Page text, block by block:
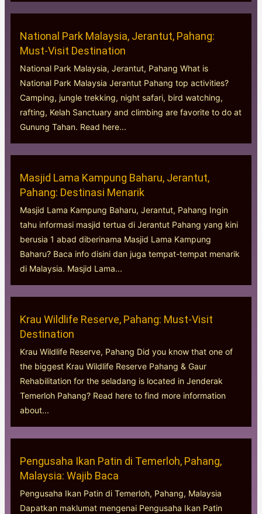
National Park Malaysia, Jerantut, Pahang:
Must-Visit Destination
National Park Malaysia, Jerantut, Pahang What is
National Park Malaysia Jerantut Pahang top activities?
Camping, jungle trekking, night safari, bird watching,
rafting, Kelah Sanctuary and climbing are favorite to do at
Gunung Tahan. Read here...
Masjid Lama Kampung Baharu, Jerantut,
Pahang: Destinasi Menarik
Masjid Lama Kampung Baharu, Jerantut, Pahang Ingin
tahu informasi masjid tertua di Jerantut Pahang yang kini
berusia 1 abad diberinama Masjid Lama Kampung
Baharu? Baca info disini dan juga tempat-tempat menarik
di Malaysia. Masjid Lama...
Krau Wildlife Reserve, Pahang: Must-Visit
Destination
Krau Wildlife Reserve, Pahang Did you know that one of
the biggest Krau Wildlife Reserve Pahang & Gaur
Rehabilitation for the seladang is located in Jenderak
Temerloh Pahang? Read here to find more information
about...
Pengusaha Ikan Patin di Temerloh, Pahang,
Malaysia: Wajib Baca
Pengusaha Ikan Patin di Temerloh, Pahang, Malaysia
Dapatkan maklumat mengenai Pengusaha Ikan Patin